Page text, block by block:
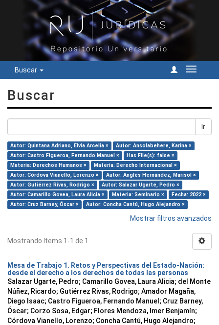
Buscar
Cambiar
Buscar
Ir
Autor: Quintana Adriano, Elvia Arcelia ×
Autor: Ansolabehere, Karina ×
Autor: Castro Figueroa, Fernando Manuel ×
Has File(s): false ×
Materia: Derechos Humanos ×
Materia: Derecho Internacional ×
Autor: Córdova Vianello, Lorenzo ×
Autor: Anglés Hernández, Marisol ×
Autor: Gutiérrez Rivas, Rodrigo ×
Autor: Salazar Ugarte, Pedro ×
Autor: Camarillo Govea, Laura Alicia ×
Materia: Seminario ×
Fecha: 2022 ×
Autor: Cruz Barney, Óscar ×
Autor: Concha Cantú, Hugo Alejandro ×
Mostrar filtros avanzados
Mostrando ítems 1-1 de 1
Mesa de Trabajo 1. Retos y Perspectivas del Estado-Nación:
desde el derecho a los derechos de todas las personas
Salazar Ugarte, Pedro; Camarillo Govea, Laura Alicia; del Monte
Núñez, Ricardo; Gutiérrez Rivas, Rodrigo; Amador Magaña,
Diego Isaac; Castro Figueroa, Fernando Manuel ; Cruz Barney,
Óscar; Corzo Sosa, Edgar; Flores Mendoza, Imer Benjamín;
Córdova Vianello, Lorenzo; Concha Cantú, Hugo Alejandro;